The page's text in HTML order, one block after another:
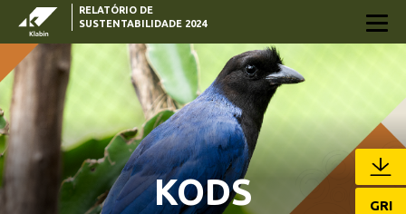
Pular para o Conteúdo principal
RELATÓRIO DE
SUSTENTABILIDADE 2024
KODS GRI